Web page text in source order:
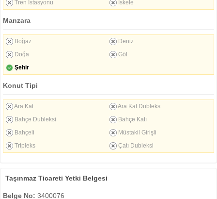
Tren İstasyonu
İskele
Manzara
Boğaz
Deniz
Doğa
Göl
Şehir
Konut Tipi
Ara Kat
Ara Kat Dubleks
Bahçe Dubleksi
Bahçe Katı
Bahçeli
Müstakil Girişli
Tripleks
Çatı Dubleksi
Taşınmaz Ticareti Yetki Belgesi
Belge No: 3400076